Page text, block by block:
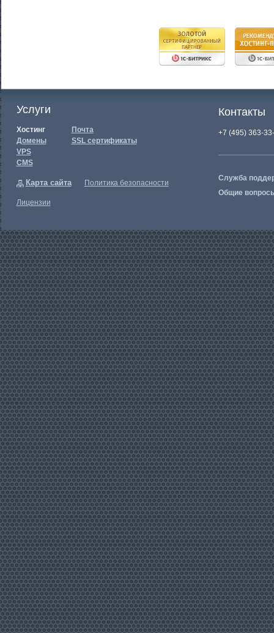
Услуги
Хостинг
Почта
Домены
SSL сертификаты
VPS
CMS
Карта сайта Политика безопасности
Лицензии
Контакты
+7 (495) 363-
Служба
Общие